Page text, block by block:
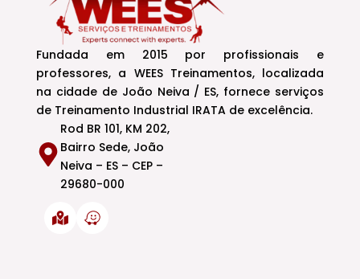
Fundada em 2015 por profissionais e
professores, a WEES Treinamentos, localizada
na cidade de João Neiva / ES, fornece serviços
de Treinamento Industrial IRATA de excelência.
Rod BR 101, KM 202,
Bairro Sede, João
Neiva – ES – CEP –
29680-000